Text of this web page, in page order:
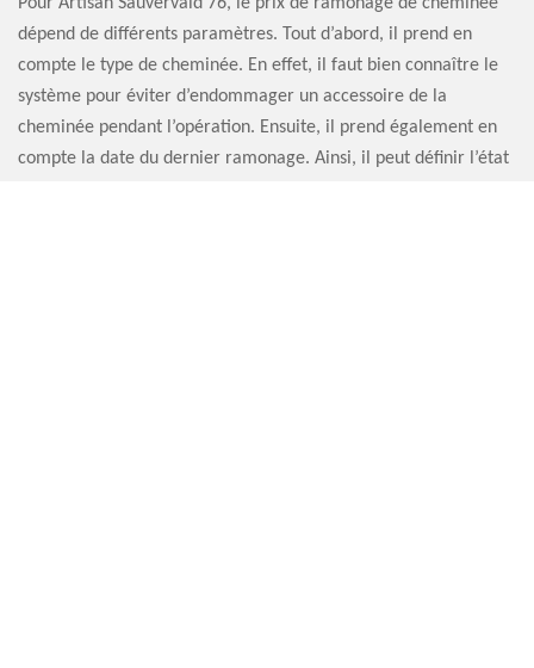
dépend de différents paramètres. Tout d’abord, il prend en
compte le type de cheminée. En effet, il faut bien connaître le
système pour éviter d’endommager un accessoire de la
cheminée pendant l’opération. Ensuite, il prend également en
compte la date du dernier ramonage. Ainsi, il peut définir l’état